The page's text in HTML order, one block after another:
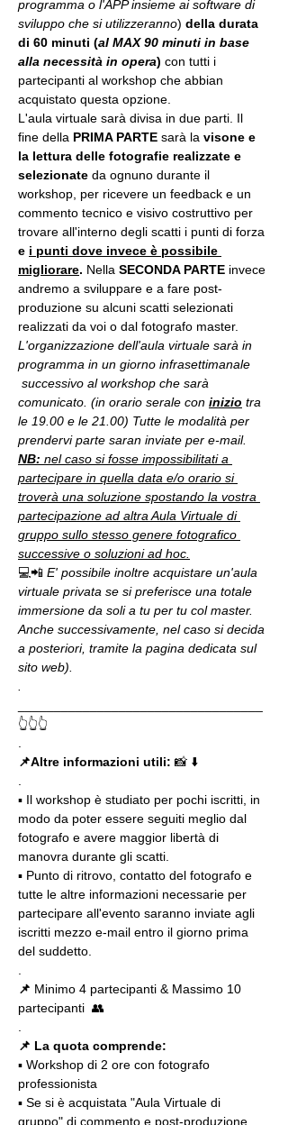
programma o l'APP insieme ai software di
sviluppo che si utilizzeranno) della durata
di 60 minuti (al MAX 90 minuti in base
alla necessità in opera) con tutti i
partecipanti al workshop che abbian
acquistato questa opzione.
L'aula virtuale sarà divisa in due parti. Il
fine della PRIMA PARTE sarà la visone e
la lettura delle fotografie realizzate e
selezionate da ognuno durante il
workshop, per ricevere un feedback e un
commento tecnico e visivo costruttivo per
trovare all'interno degli scatti i punti di forza
e i punti dove invece è possibile
migliorare. Nella SECONDA PARTE invece
andremo a sviluppare e a fare post-
produzione su alcuni scatti selezionati
realizzati da voi o dal fotografo master.
L'organizzazione dell'aula virtuale sarà in
programma in un giorno infrasettimanale
successivo al workshop che sarà
comunicato. (in orario serale con inizio tra
le 19.00 e le 21.00) Tutte le modalità per
prendervi parte saran inviate per e-mail.
NB: nel caso si fosse impossibilitati a
partecipare in quella data e/o orario si
troverà una soluzione spostando la vostra
partecipazione ad altra Aula Virtuale di
gruppo sullo stesso genere fotografico
successive o soluzioni ad hoc.
💻📲 E' possibile inoltre acquistare un'aula
virtuale privata se si preferisce una totale
immersione da soli a tu per tu col master.
Anche successivamente, nel caso si decida
a posteriori, tramite la pagina dedicata sul
sito web).
👆👆👆
📌Altre informazioni utili: 📸 ⬇️
▪️ Il workshop è studiato per pochi iscritti, in
modo da poter essere seguiti meglio dal
fotografo e avere maggior libertà di
manovra durante gli scatti.
▪️ Punto di ritrovo, contatto del fotografo e
tutte le altre informazioni necessarie per
partecipare all'evento saranno inviate agli
iscritti mezzo e-mail entro il giorno prima
del suddetto.
📌 Minimo 4 partecipanti & Massimo 10
partecipanti  👥
📌 La quota comprende:
▪️ Workshop di 2 ore con fotografo
professionista
▪️ Se si è acquistata "Aula Virtuale di
gruppo" di commento e post-produzione